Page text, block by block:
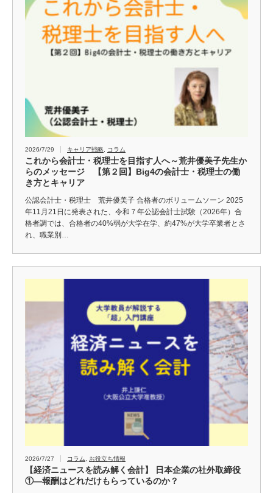
2026/7/29 キャリア戦略 コラム
これから会計士・税理士を目指す人へ～荒井優美子先生か
らのメッセージ 【第２回】Big4の会計士・税理士の働
き方とキャリア
公認会計士・税理士 荒井優美子 合格者のボリュームソーン 2025
年11月21日に発表された、令和７年公認会計士試験（2026年）合
格者調では、合格者の40%弱が大学在学、約47%が大学卒業者とさ
れ、職業別…
2026/7/27 コラム お役立ち情報
【経済ニュースを読み解く会計】 日本企業の社外取締役
①―報酬はどれだけもらっているのか？